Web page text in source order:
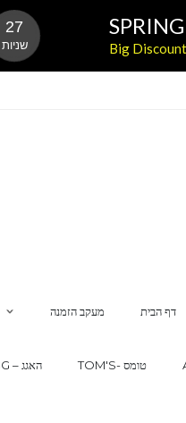
מעקב הזמנה דף הבית
UGG – האגג TOM'S- טומס
26
שניות